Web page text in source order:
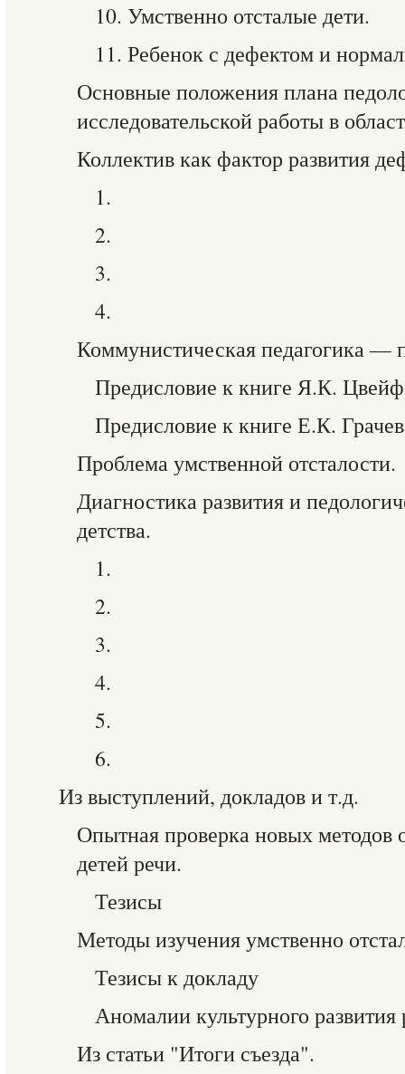
10. Умственно отсталые дети.
11. Ребенок с дефектом и
Основные положения плана
исследовательской работы в
Коллектив как фактор развития
1.
2.
3.
4.
Коммунистическая педагогика —
Предисловие к книге Я.К.
Предисловие к книге Е.К.
Проблема умственной отсталости.
Диагностика развития и
детства.
1.
2.
3.
4.
5.
6.
Из выступлений, докладов и т.д.
Опытная проверка новых методов
детей речи.
Тезисы
Методы изучения умственно
Тезисы к докладу
Аномалии культурного развития
Из статьи "Итоги съезда".